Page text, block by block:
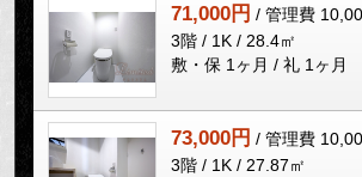
71,000円 / 管理費
3階 / 1K / 28.4㎡
敷・保 1ヶ月 / 礼 1ヶ月
73,000円 / 管理費
3階 / 1K / 27.87㎡